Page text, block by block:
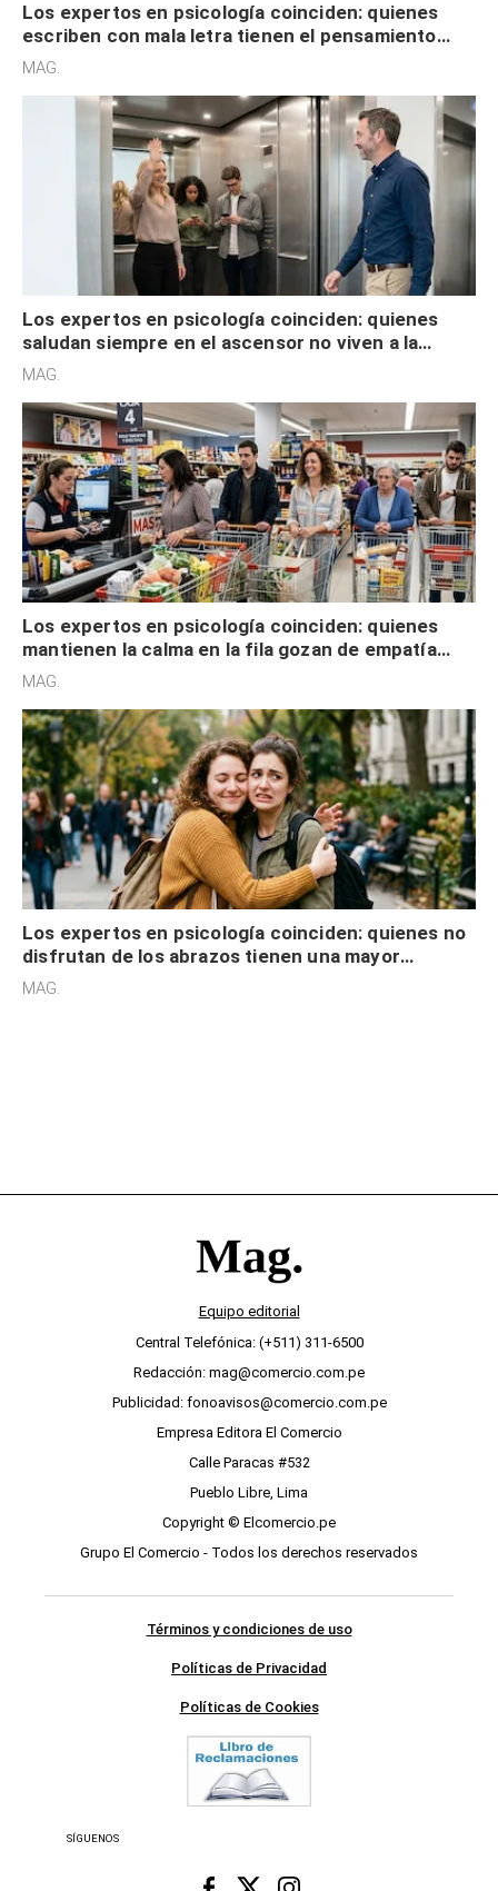
Los expertos en psicología coinciden: quienes
escriben con mala letra tienen el pensamiento
acelerado y no lo hacen por desinterés
MAG.
Los expertos en psicología coinciden: quienes
saludan siempre en el ascensor no viven a la
defensiva y tienen apertura social
MAG.
Los expertos en psicología coinciden: quienes
mantienen la calma en la fila gozan de empatía
cognitiva, gratitud y no solo tienen autocontrol
MAG.
Los expertos en psicología coinciden: quienes no
disfrutan de los abrazos tienen una mayor
sensibilidad a los estímulos físicos y no es por
MAG.
Equipo editorial
Central Telefónica: (+511) 311-6500
Redacción: mag@comercio.com.pe
Publicidad: fonoavisos@comercio.com.pe
Empresa Editora El Comercio
Calle Paracas #532
Pueblo Libre, Lima
Copyright © Elcomercio.pe
Grupo El Comercio - Todos los derechos reservados
Términos y condiciones de uso
Políticas de Privacidad
Políticas de Cookies
SÍGUENOS